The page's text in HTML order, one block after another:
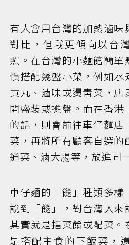
有人會用台灣的加熱滷味
對比，但我更傾向以台
照。在台灣的小麵館簡單
慣搭配幾盤小菜，例如水
貢丸、滷味或燙靑菜，店
開盛裝或擺盤。而在香港
的話，則會前往車仔麵店
菜，再將所有顧客自選的
通菜、滷大腸等，放進同
車仔麵的「餸」種類多樣
說到「餸」，對台灣人來
其實就是指菜餚或配菜。
是搭配主食的下飯菜，